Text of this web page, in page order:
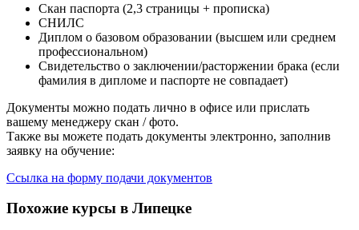
Скан паспорта (2,3 страницы + прописка)
СНИЛС
Диплом о базовом образовании (высшем или среднем
профессиональном)
Свидетельство о заключении/расторжении брака (если
фамилия в дипломе и паспорте не совпадает)
Документы можно подать лично в офисе или прислать
вашему менеджеру скан / фото.
Также вы можете подать документы электронно, заполнив
заявку на обучение:
Ссылка на форму подачи документов
Похожие курсы в Липецке